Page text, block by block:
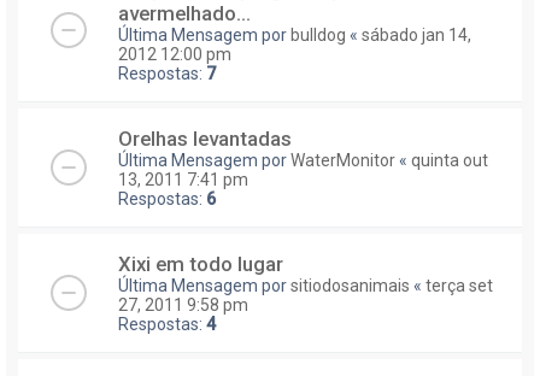
avermelhado...
Última Mensagem por bulldog « sábado jan 14,
2012 12:00 pm
Respostas: 7
Orelhas levantadas
Última Mensagem porWaterMonitor « quinta out
13, 2011 7:41 pm
Respostas: 6
Xixi em todo lugar
Última Mensagem porsitiodosanimais « terça set
27, 2011 9:58 pm
Respostas: 4